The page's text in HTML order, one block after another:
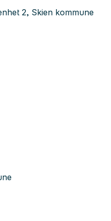
2, Skien kommune